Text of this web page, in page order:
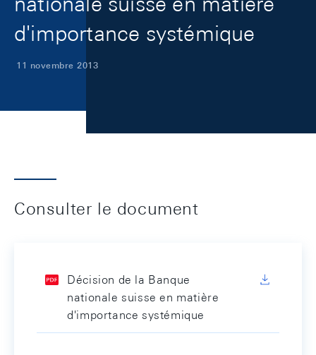
d'importance systémique
11 novembre 2013
Consulter le document
Décision de la Banque
nationale suisse en matière
d'importance systémique